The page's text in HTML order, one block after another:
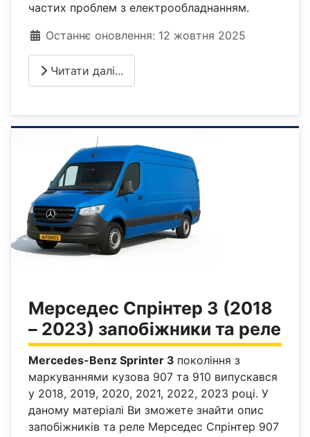
частих проблем з електрообладнанням.
Деталі
Останнє оновлення: 12 жовтня 2025
Читати далі...
Мерседес Спрінтер 3 (2018
– 2023) запобіжники та реле
Mercedes-Benz Sprinter 3 покоління з
маркуваннями кузова 907 та 910 випускався
у 2018, 2019, 2020, 2021, 2022, 2023 році. У
даному матеріалі Ви зможете знайти опис
запобіжників та реле Мерседес Спрінтер 907